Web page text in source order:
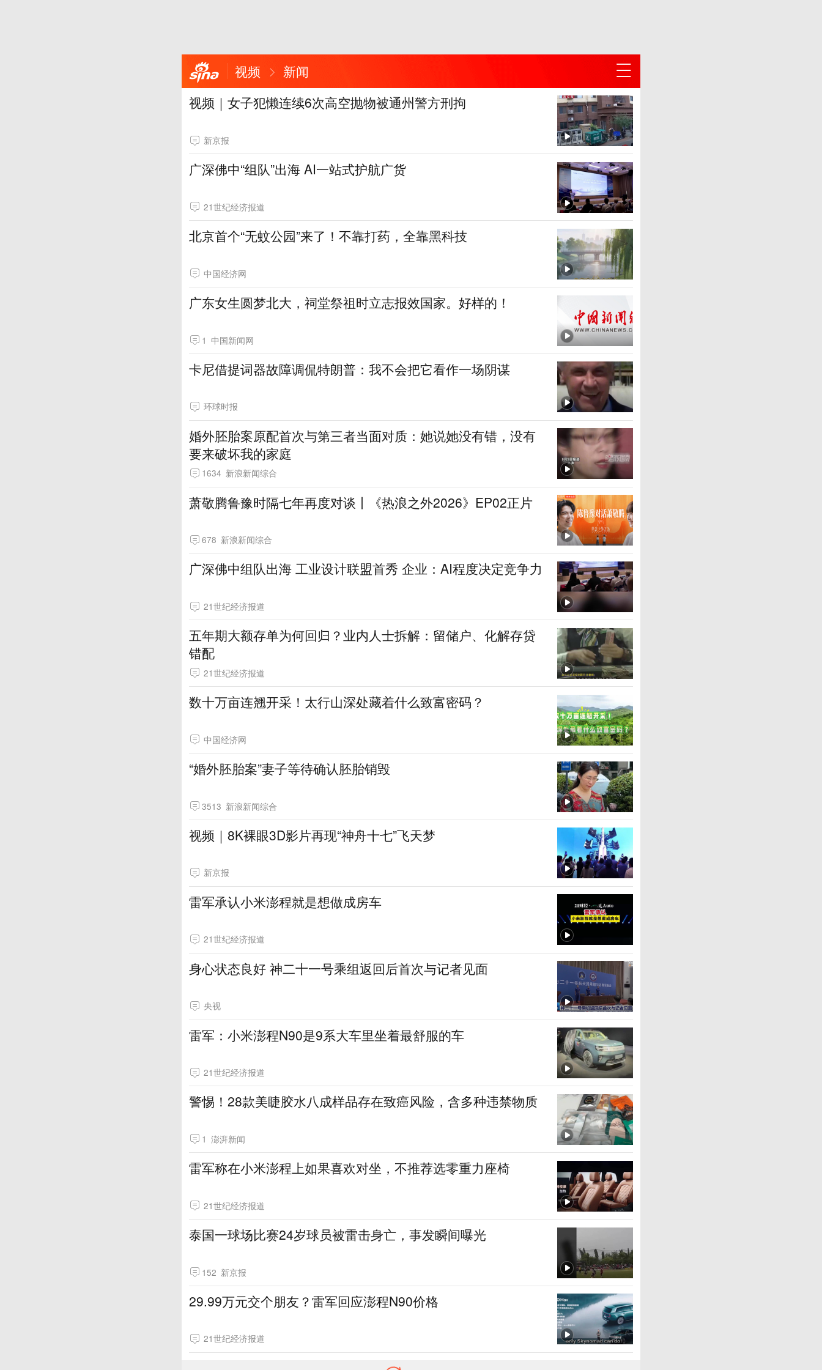
视频
新闻
视频｜女子犯懒连续6次高空抛物被通州警方刑拘
新京报
广深佛中“组队”出海 AI一站式护航广货
21世纪经济报道
北京首个“无蚊公园”来了！不靠打药，全靠黑科技
中国经济网
广东女生圆梦北大，祠堂祭祖时立志报效国家。好样的！
1 中国新闻网
卡尼借提词器故障调侃特朗普：我不会把它看作一场阴谋
环球时报
婚外胚胎案原配首次与第三者当面对质：她说她没有错，没有
要来破坏我的家庭
1634 新浪新闻综合
萧敬腾鲁豫时隔七年再度对谈丨《热浪之外2026》EP02正片
678 新浪新闻综合
广深佛中组队出海 工业设计联盟首秀 企业：AI程度决定竞争力
21世纪经济报道
五年期大额存单为何回归？业内人士拆解：留储户、化解存贷
错配
21世纪经济报道
数十万亩连翘开采！太行山深处藏着什么致富密码？
中国经济网
“婚外胚胎案”妻子等待确认胚胎销毁
3513 新浪新闻综合
视频｜8K裸眼3D影片再现“神舟十七”飞天梦
新京报
雷军承认小米澎程就是想做成房车
21世纪经济报道
身心状态良好 神二十一号乘组返回后首次与记者见面
央视
雷军：小米澎程N90是9系大车里坐着最舒服的车
21世纪经济报道
警惕！28款美睫胶水八成样品存在致癌风险，含多种违禁物质
1 澎湃新闻
雷军称在小米澎程上如果喜欢对坐，不推荐选零重力座椅
21世纪经济报道
泰国一球场比赛24岁球员被雷击身亡，事发瞬间曝光
152 新京报
29.99万元交个朋友？雷军回应澎程N90价格
21世纪经济报道